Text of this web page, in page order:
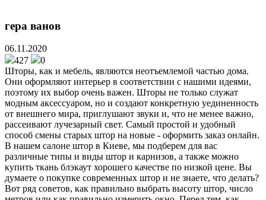
гера ванов
06.11.2020
427
0
Шторы, как и мебель, являются неотъемлемой частью дома.
Они оформляют интерьер в соответствии с нашими идеями,
поэтому их выбор очень важен. Шторы не только служат
модным аксессуаром, но и создают конкретную уединенность
от внешнего мира, приглушают звуки и, что не менее важно,
рассеивают лучезарный свет. Самый простой и удобный
способ смены старых штор на новые - оформить заказ онлайн.
В нашем салоне штор в Киеве, мы подберем для вас
различные типы и виды штор и карнизов, а также можно
купить ткань блэкаут хорошего качестве по низкой цене. Вы
думаете о покупке современных штор и не знаете, что делать?
Вот ряд советов, как правильно выбрать высоту штор, число